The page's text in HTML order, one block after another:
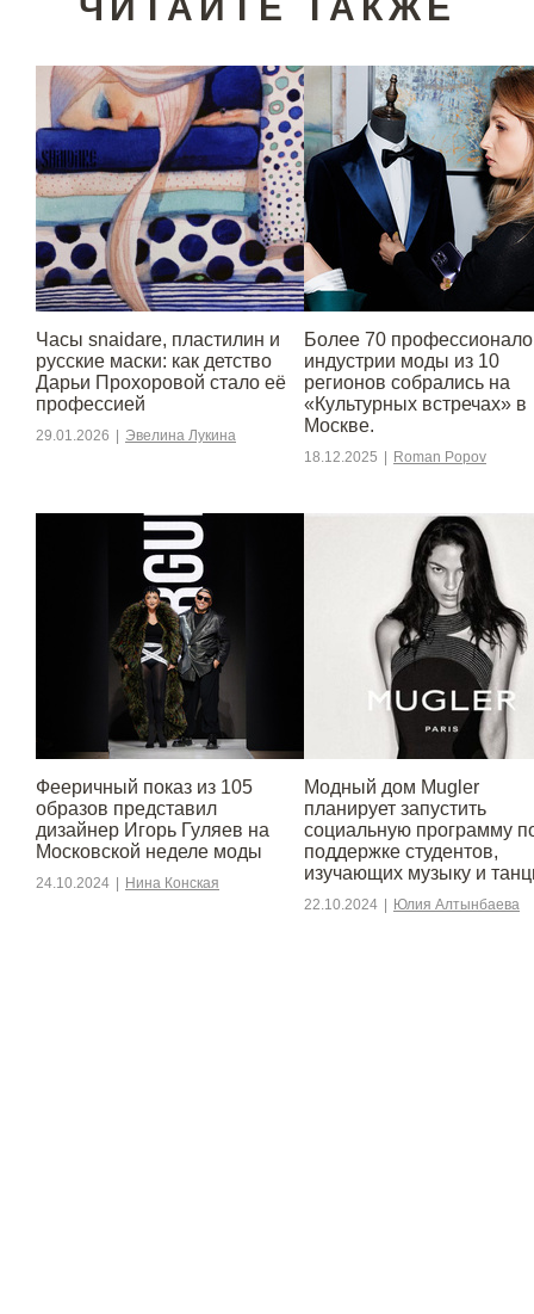
ЧИТАЙТЕ ТАКЖЕ
Часы snaidare, пластилин и
русские маски: как детство
Дарьи Прохоровой стало её
профессией
29.01.2026 Эвелина Лукина
Более 70
индустрии моды из 10
регионов собрались на
«Культурных встречах» в
Москве.
18.12.2025 Roman Popov
Фееричный показ из 105
образов представил
дизайнер Игорь Гуляев на
Московской неделе моды
24.10.2024 Нина Конская
Модный дом Mugler
планирует запустить
социальную программу
поддержке студентов,
изучающих музыку и
22.10.2024 Юлия Алтынбаева